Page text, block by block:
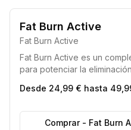
Envío rápido en 24 horas.
Fat Burn Active
Fat Burn Active
Fat Burn Active es un
para potenciar la
sus componentes naturales.
Desde 24,99 € hasta
Comprar- Fat Burn